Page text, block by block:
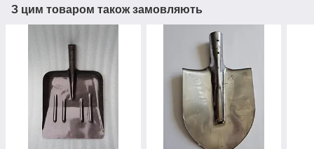
З цим товаром також замовляють